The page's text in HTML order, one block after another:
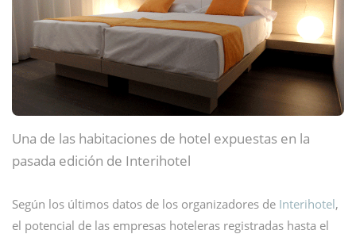
Una de las habitaciones de hotel expuestas en la
pasada edición de Interihotel
Según los últimos datos de los organizadores de Interihotel,
el potencial de las empresas hoteleras registradas hasta el